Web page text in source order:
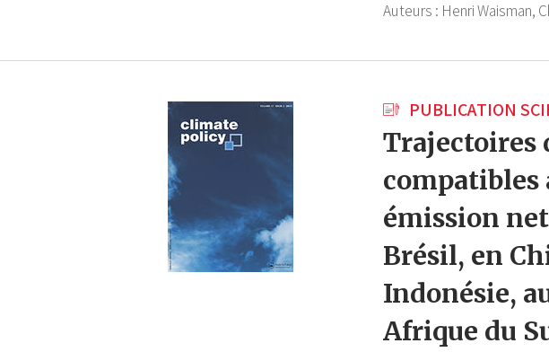
Auteurs : Henri Waisman,
PUBLICATION
Trajectoires
compatibles
émission
Brésil, en
Indonésie,
Afrique du